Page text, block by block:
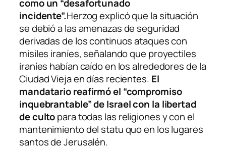
como un “desafortunado
incidente”.Herzog explicó que la situación
se debió a las amenazas de seguridad
derivadas de los continuos ataques con
misiles iraníes, señalando que proyectiles
iraníes habían caído en los alrededores de la
Ciudad Vieja en días recientes. El
mandatario reafirmó el “compromiso
inquebrantable” de Israel con la libertad
de cultopara todas las religiones y con el
mantenimiento del statu quo en los lugares
santos de Jerusalén.